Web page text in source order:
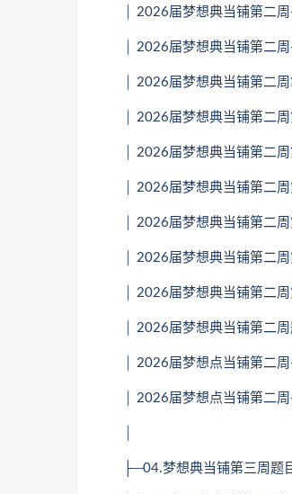
│ 2026届梦想典当铺第二周-
│ 2026届梦想典当铺第二周-
│ 2026届梦想典当铺第二周
│ 2026届梦想典当铺第二周
│ 2026届梦想典当铺第二周
│ 2026届梦想典当铺第二周
│ 2026届梦想典当铺第二周
│ 2026届梦想典当铺第二周
│ 2026届梦想典当铺第二周
│ 2026届梦想典当铺第二周
│ 2026届梦想点当铺第二周-
│ 2026届梦想点当铺第二周-
├─04.梦想典当铺第三周题